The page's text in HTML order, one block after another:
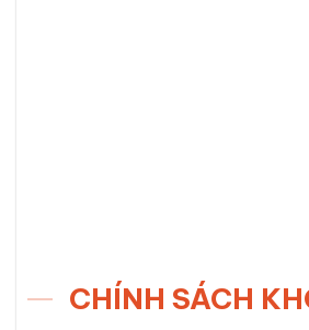
CHÍNH SÁCH